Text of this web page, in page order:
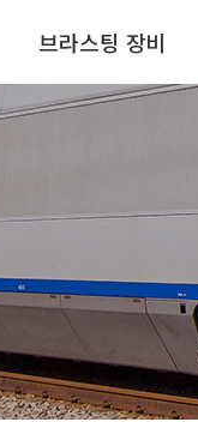
브라스팅 장비